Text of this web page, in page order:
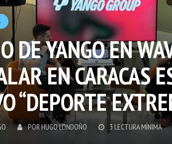
DE YANGO EN
EN CARACAS
“DEPORTE
PORHUGO LONDOÑO 3 LECTURA MÍNIMA